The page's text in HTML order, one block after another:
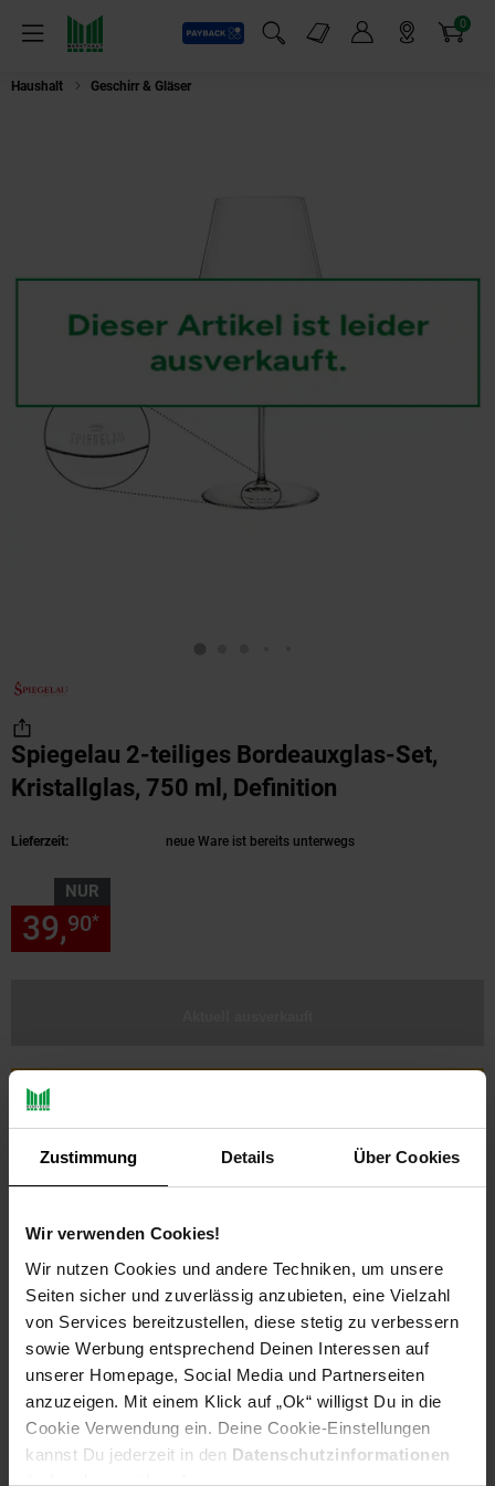
Zustimmung Details Über Cookies
Wir verwenden Cookies!
Wir nutzen Cookies und andere Techniken, um unsere
Seiten sicher und zuverlässig anzubieten, eine Vielzahl
von Services bereitzustellen, diese stetig zu verbessern
sowie Werbung entsprechend Deinen Interessen auf
unserer Homepage, Social Media und Partnerseiten
anzuzeigen. Mit einem Klick auf „Ok“ willigst Du in die
Cookie Verwendung ein. Deine Cookie-Einstellungen
kannst Du jederzeit in den Datenschutzinformationen
ändern bzw. widerrufen.
Menü
Payback
Suchfeld einblenden
Markt-Angebote 0
Artikel
Haushalt Geschirr & Gläser
Spiegelau 2-teiliges Bordeauxglas-Set,
Kristallglas, 750 ml, Definition
Lieferzeit: neue Ware ist bereits unterwegs
NUR
39,90*
PAYBACK
Payback Punkte Basis°Punkte:
19
Extra°Punkte:
0